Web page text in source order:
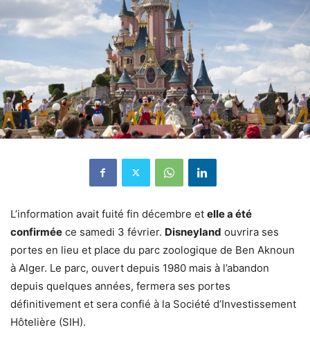
L’information avait fuité fin décembre et elle a été
confirmée ce samedi 3 février. Disneyland ouvrira ses
portes en lieu et place du parc zoologique de Ben Aknoun
à Alger. Le parc, ouvert depuis 1980 mais à l’abandon
depuis quelques années, fermera ses portes
définitivement et sera confié à la Société d’Investissement
Hôtelière (SIH).